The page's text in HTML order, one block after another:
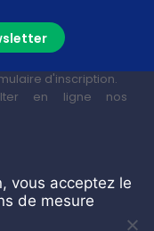
d'inscription.
en ligne nos
vous acceptez le
de mesure